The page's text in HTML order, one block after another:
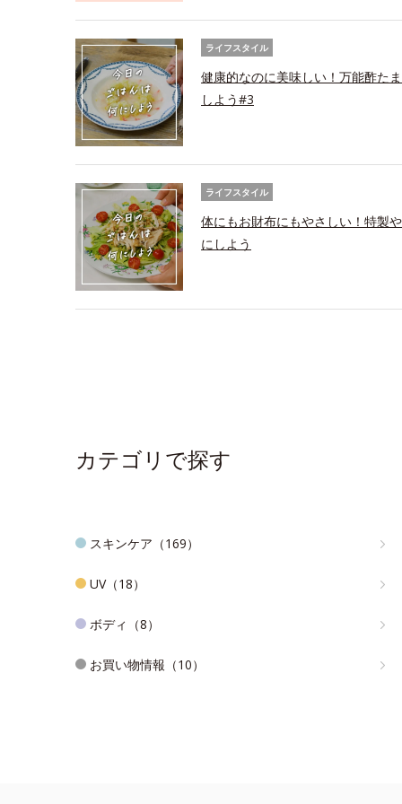
ライフスタイル
健康的なのに美味しい！万能酢た
しよう#3
ライフスタイル
体にもお財布にもやさしい！特製
にしよう
カテゴリで探す
スキンケア（169）
UV（18）
ボディ（8）
お買い物情報（10）